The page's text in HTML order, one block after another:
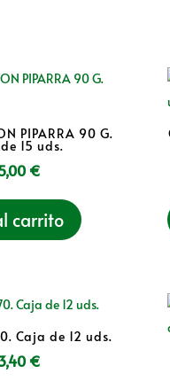
PIPARRA 90 G.
15 uds.
€
carrito
Caja de 12 uds.
€